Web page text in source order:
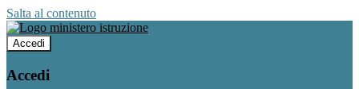
Salta al contenuto
Accedi
Accedi